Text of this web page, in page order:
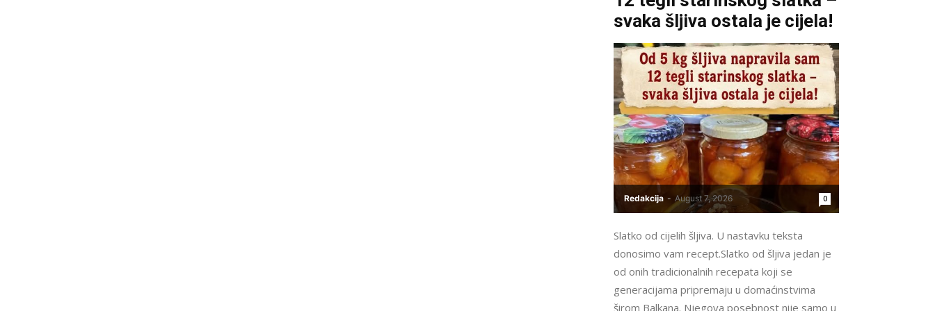
svaka šljiva ostala je cijela!
Redakcija - August 7, 2026 0
Slatko od cijelih šljiva. U nastavku teksta
donosimo vam recept.Slatko od šljiva jedan je
od onih tradicionalnih recepata koji se
generacijama pripremaju u domaćinstvima
širom Balkana. Njegova posebnost nije samo u